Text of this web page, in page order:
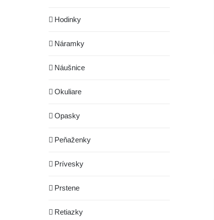
Hodinky
Náramky
Náušnice
Okuliare
Opasky
Peňaženky
Prívesky
Prstene
Retiazky